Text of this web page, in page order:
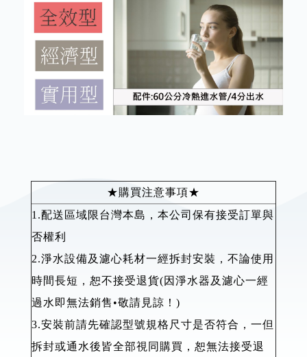
★購買注意事項★
1.配送區域限台灣本島，本公司保有接受訂單與
否權利
2.淨水設備及濾心耗材一經拆封安裝，不論使用
時間長短，恕不接受退貨(因淨水器及濾心一經
過水即無法銷售•敬請見諒！)
3.安裝前請先確認型號規格尺寸是否符合，一但
拆封或通水後皆全部視同購買，恕無法接受退